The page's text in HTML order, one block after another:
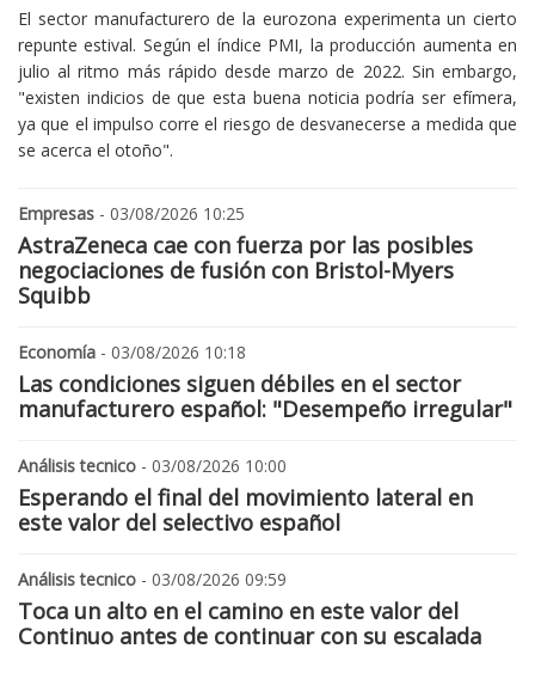
El sector manufacturero de la eurozona experimenta un cierto
repunte estival. Según el índice PMI, la producción aumenta en
julio al ritmo más rápido desde marzo de 2022. Sin embargo,
"existen indicios de que esta buena noticia podría ser efímera,
ya que el impulso corre el riesgo de desvanecerse a medida que
se acerca el otoño".
Empresas - 03/08/2026 10:25
AstraZeneca cae con fuerza por las posibles
negociaciones de fusión con Bristol-Myers
Squibb
Economía - 03/08/2026 10:18
Las condiciones siguen débiles en el sector
manufacturero español: "Desempeño irregular"
Análisis tecnico - 03/08/2026 10:00
Esperando el final del movimiento lateral en
este valor del selectivo español
Análisis tecnico - 03/08/2026 09:59
Toca un alto en el camino en este valor del
Continuo antes de continuar con su escalada